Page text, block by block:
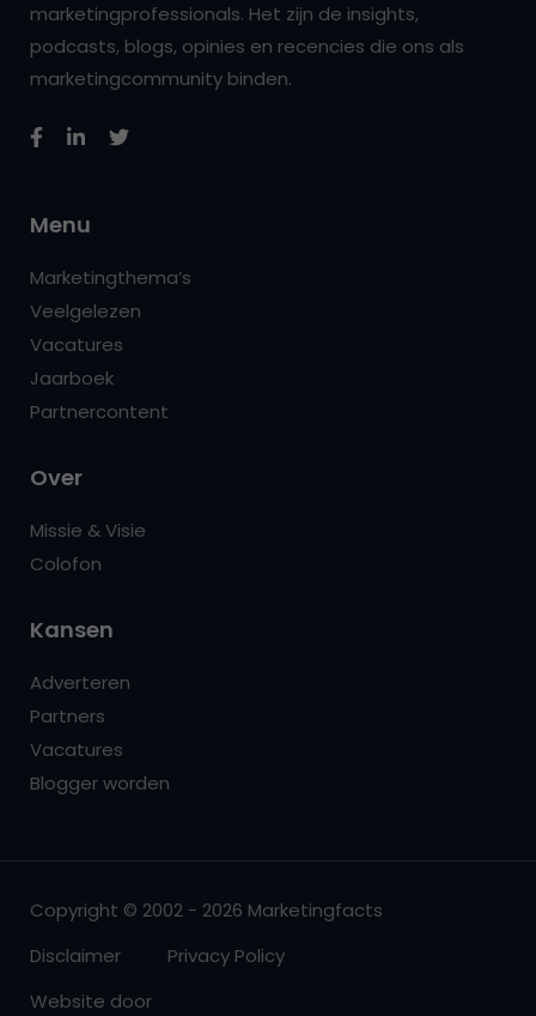
marketingprofessionals. Het zijn de insights,
podcasts, blogs, opinies en recencies die ons als
marketingcommunity binden.
Menu
Marketingthema’s
Veelgelezen
Vacatures
Jaarboek
Partnercontent
Over
Missie & Visie
Colofon
Kansen
Adverteren
Partners
Vacatures
Blogger worden
Copyright © 2002 - 2026 Marketingfacts
Disclaimer
Privacy Policy
Website door